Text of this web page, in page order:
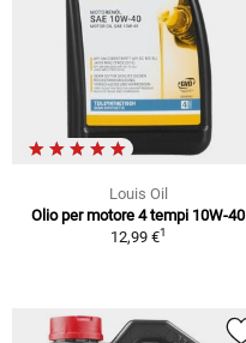
Louis Oil
Olio per motore 4 tempi 10W-40
12,99 €1